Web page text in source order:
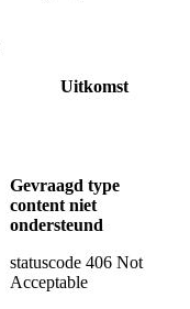
Uitkomst
Gevraagd type
content niet
ondersteund
statuscode 406 Not
Acceptable